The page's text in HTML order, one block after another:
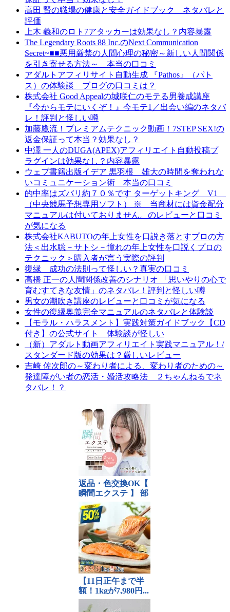
高田 賢の職場の健康と安全ガイドブック ネタバレと
評価
上木 義和のロト7アタッカーは効果なし？内容暴露
The Legendary Roots 88 Inc.のNext Communication
Secret~■■悪用厳禁の人間心理の秘密～新しい人間関係
を引き寄せる方法～ 本当の口コミ
アダルトアフィリサイト自動生成 『Pathos』（パト
ス）の体験談 ブログの口コミは？
株式会社 Good Appealの城咲仁のモテる男養成講座
『今からモテにいくぞ！』今モテ1／出会い編のネタバ
レ！評判と怪しい噂
加藤鷹流！プレミアムテクニック動画！7STEP SEX!の
返金保証って本当？効果なし？
中澤 一人のDUGA(APEX)アフィリエイト自動投稿プ
ラグインは効果なし？内容暴露
ウェブ書籍出版イデア 黒羽根 雄大の時間を奪われな
いコミュニケーション術 本当の口コミ
的中率はズバリ約７０％です ターゲットキング V1
（中央競馬予想専用ソフト） ※ 当商材には資金配分
マニュアルは付いておりません。のレビューと口コミ
が気になる
株式会社KABUTOの年上女性を口説き落とすプロの方
法＜出水聡－サトシ－憧れの年上女性を口説くプロの
テクニック＞購入者が言う実際の評判
復縁 成功の法則って怪しい？真実の口コミ
高橋 正一の人間関係改善のシナリオ 「思いやりの心で
育むすてきな友情」のネタバレ！評判と怪しい噂
男女の潮吹き講座のレビューと口コミが気になる
女性の復縁奥義完全マニュアルのネタバレと体験談
【モラル・ハラスメント】実践対策ガイドブック【CD
付き】の公式サイト 体験談が怪しい
（新）アダルト動画アフィリエイト実践マニュアル！/
スタンダード版の効果は？厳しいレビュー
吉崎 佐次郎の～変わり者による、変わり者のための～
発達障がい者の恋活・婚活攻略法 ２ちゃんねるでネ
タバレ！？